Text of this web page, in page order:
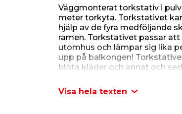
Väggmonterat torkstativ i
meter torkyta. Torkstativet
hjälp av de fyra medföljande
ramen. Torkstativet passar
utomhus och lämpar sig lika
upp på balkongen!
blöta kläder och annat och
100 x 61 cm och ger en
endast måtten 68 x 100 x 4,2
Visa hela texten